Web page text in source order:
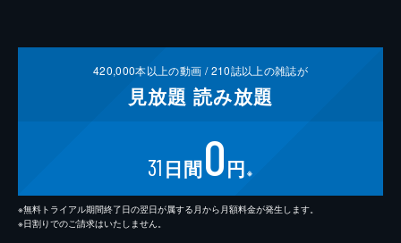
420,000本以上の動画 /210誌以上の雑誌が
見放題 読み放題
31 日間0円 ※
※無料トライアル期間終了日の翌日が属する月から月額料金が発生します。
※日割りでのご請求はいたしません。